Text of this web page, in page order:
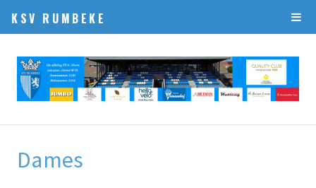
KSV RUMBEKE
Dames